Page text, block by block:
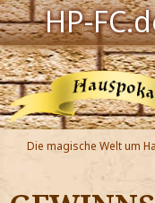
HP-
Navigation
Harry
Der HP-
Die magische Welt um